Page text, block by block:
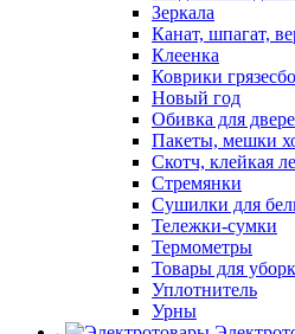
Зеркала
Канат, шпагат,
Клеенка
Коврики
Новый год
Обивка для
Пакеты, мешки
Скотч, клейкая
Стремянки
Сушилки для
Тележки-сумки
Термометры
Товары для
Уплотнитель
Урны